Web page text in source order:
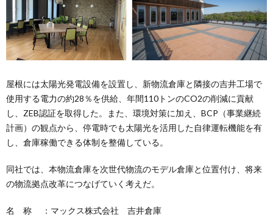
屋根には太陽光発電設備を設置し、新物流倉庫と隣接の吉井工場で
使用する電力の約28％を供給、年間110トンのCO2の削減に貢献
し、ZEB認証を取得した。また、環境対策に加え、BCP（事業継続
計画）の観点から、停電時でも太陽光を活用した自律運転機能を有
し、倉庫稼働できる体制を整備している。
同社では、本物流倉庫を次世代物流のモデル倉庫と位置付け、将来
の物流拠点改革につなげていく考えだ。
名 称 ：マックス株式会社 吉井倉庫